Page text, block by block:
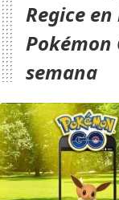
Noticias
Regice
Pokémon
semana